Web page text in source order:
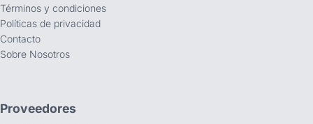
Términos y condiciones
Políticas de privacidad
Contacto
Sobre Nosotros
Proveedores